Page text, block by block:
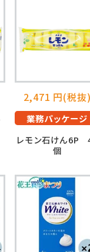
2,471 円(税抜
業務パッケージ
レモン石けん6P
個